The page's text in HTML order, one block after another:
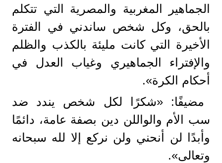
الجماهير المغربية والمصرية التي تتكلم
بالحق، وكل شخص ساندني في الفترة
الأخيرة التي كانت مليئة بالكذب والظلم
والإفتراء الجماهيري وغياب العدل في
أحكام الكرة».
مضيفًا: «شكرًا لكل شخص يندد ضد
سب الأم والواللن دين بصفة عامة، دائمًا
وأبدًا لن أنحني ولن نركع إلا لله سبحانه
وتعالى».